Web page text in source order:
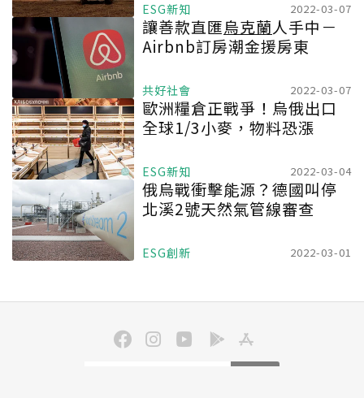
ESG新知 2022-03-07
讓善款直匯烏克蘭人手中－
Airbnb訂房潮金援房東
共好社會 2022-03-07
歐洲糧倉正戰爭！烏俄出口
全球1/3小麥，物料恐漲
ESG新知 2022-03-04
俄烏戰衝擊能源？德國叫停
北溪2號天然氣管線審查
ESG創新 2022-03-01